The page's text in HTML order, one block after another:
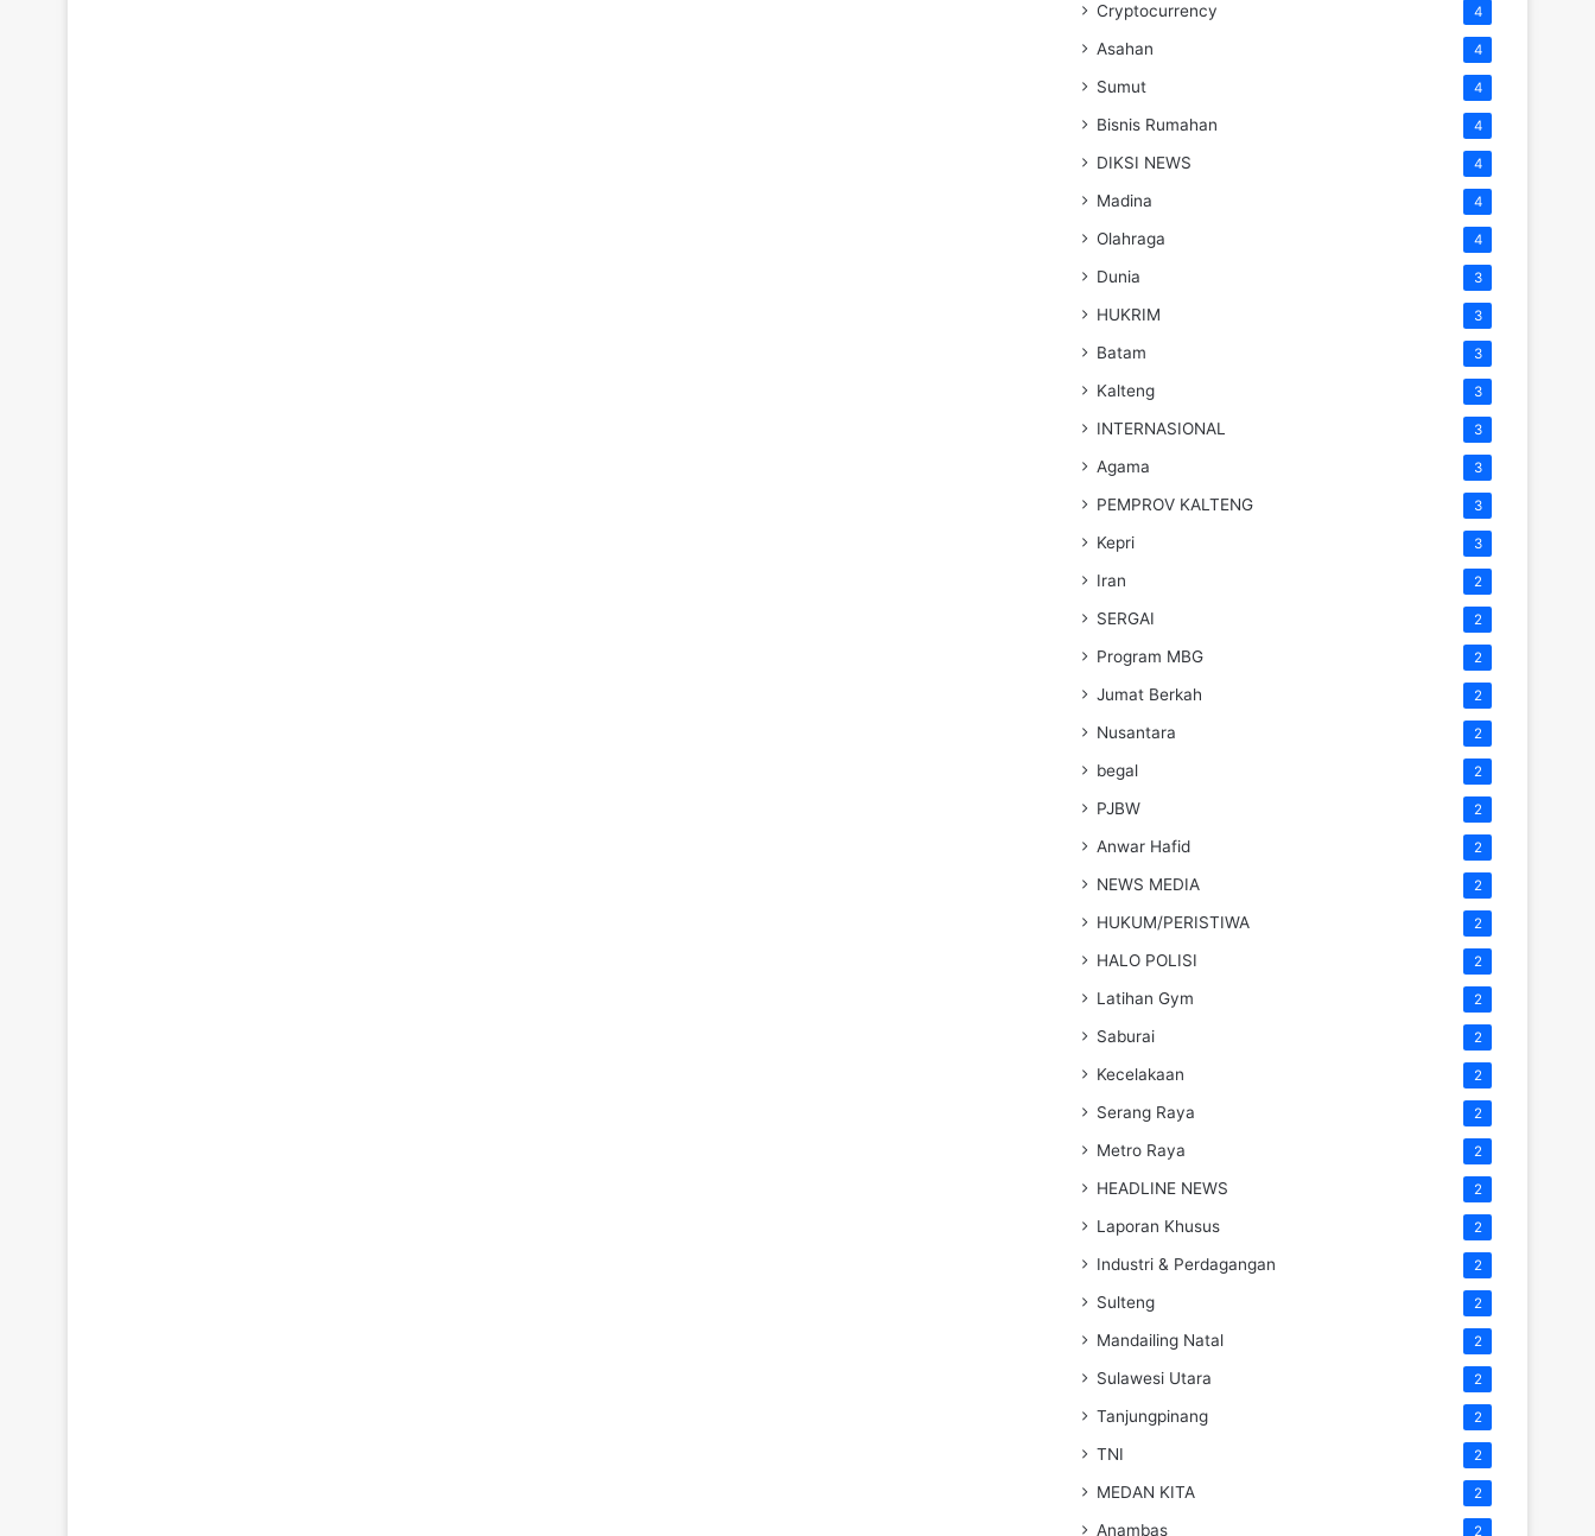
Cryptocurrency 4
Asahan 4
Sumut 4
Bisnis Rumahan 4
DIKSI NEWS 4
Madina 4
Olahraga 4
Dunia 3
HUKRIM 3
Batam 3
Kalteng 3
INTERNASIONAL 3
Agama 3
PEMPROV KALTENG 3
Kepri 3
Iran 2
SERGAI 2
Program MBG 2
Jumat Berkah 2
Nusantara 2
begal 2
PJBW 2
Anwar Hafid 2
NEWS MEDIA 2
HUKUM/PERISTIWA 2
HALO POLISI 2
Latihan Gym 2
Saburai 2
Kecelakaan 2
Serang Raya 2
Metro Raya 2
HEADLINE NEWS 2
Laporan Khusus 2
Industri & Perdagangan 2
Sulteng 2
Mandailing Natal 2
Sulawesi Utara 2
Tanjungpinang 2
TNI 2
MEDAN KITA 2
Anambas 2